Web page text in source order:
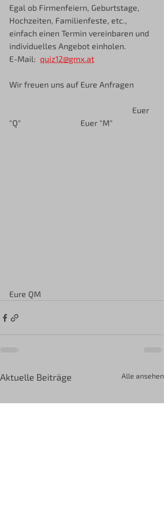
Egal ob Firmenfeiern, Geburtstage,
Hochzeiten, Familienfeste, etc.,
einfach einen Termin vereinbaren und
individuelles Angebot einholen.
E-Mail: quiz12@gmx.at
Wir freuen uns auf Eure Anfragen
"Q"                             Euer "M"
Eure QM
Aktuelle Beiträge Alle ansehen